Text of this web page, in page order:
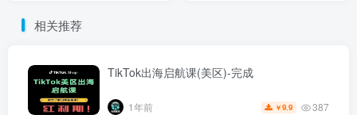
相关推荐
TikTok出海启航课(美区)-完成
1年前 ￥9.9 387